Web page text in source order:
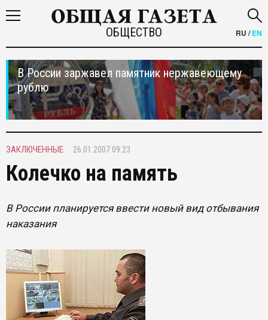
ОБЩЕСТВО RU /EN
В России заржавел памятник нержавеющему
рублю
ЗАКЛЮЧЕННЫЕ 26.01.2007 09:23
Колечко на память
В России планируется ввести новый вид отбывания
наказания